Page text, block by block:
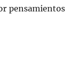
pensamientos